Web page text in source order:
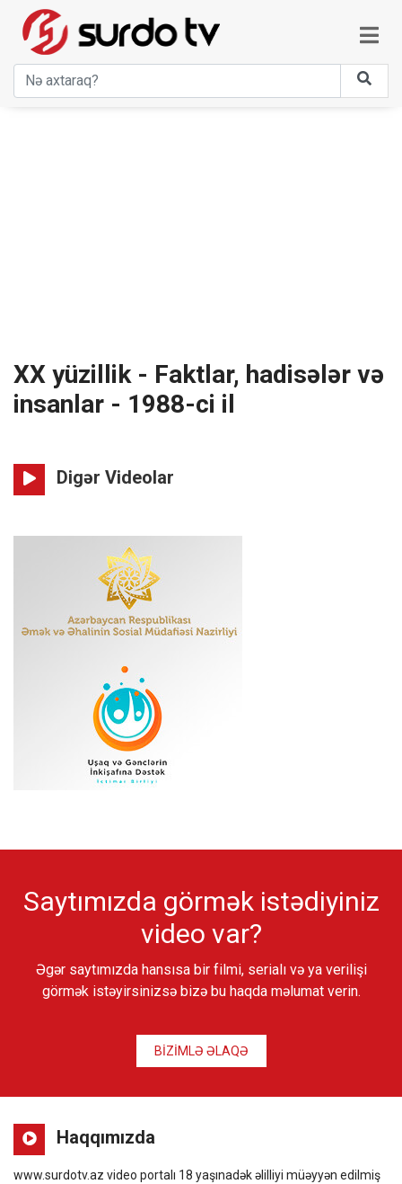
XX yüzillik - Faktlar, hadisələr və
insanlar - 1988-ci il
Digər Videolar
Saytımızda görmək istədiyiniz
video var?
Əgər saytımızda hansısa bir filmi, serialı və ya verilişi
görmək istəyirsinizsə bizə bu haqda məlumat verin.
BİZİMLƏ ƏLAQƏ
Haqqımızda
www.surdotv.az video portalı 18 yaşınadək əlilliyi müəyyən edilmiş